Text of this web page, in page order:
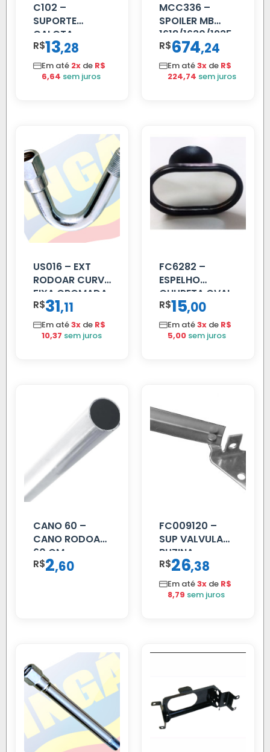
C102 –
SUPORTE
CALOTA
DIANTEIRA
RODA 10 FUROS
R$13,28
Em até 2x de R$
6,64 sem juros
MCC336 –
SPOILER MB
1618/1630/1935
04 FAR
C/BIGOD
R$674,24
Em até3x de R$
224,74 sem juros
US016 – EXT
RODOAR CURVA
FIXA CROMADA
R$31,11
Em até3x de R$
10,37 sem juros
FC6282 –
ESPELHO
CHUPETA OVAL
R$15,00
Em até3x de R$
5,00 sem juros
CANO 60 –
CANO RODOAR
60 CM
R$2,60
FC009120 –
SUP VALVULA
BUZINA
C/ALAVANCA
R$26,38
Em até3x de R$
8,79 sem juros